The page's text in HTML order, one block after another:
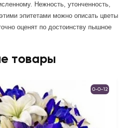
Нежность, утонченность,
эпитетами можно описать цветы
оценят по достоинству пышное
товары
0-0-12